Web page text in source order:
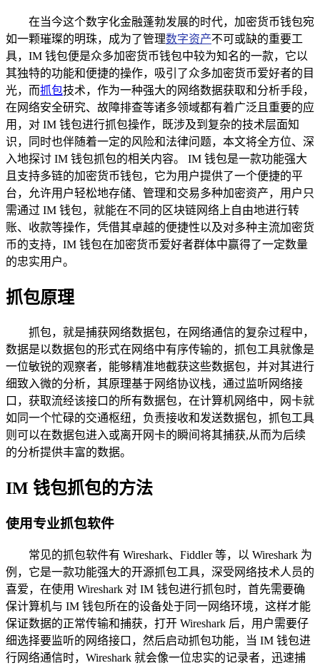
在当今这个数字化金融蓬勃发展的时代，加密货币钱包宛
如一颗璀璨的明珠，成为了管理数字资产不可或缺的重要工
具，IM 钱包便是众多加密货币钱包中较为知名的一款，它以
其独特的功能和便捷的操作，吸引了众多加密货币爱好者的目
光，而抓包技术，作为一种强大的网络数据获取和分析手段，
在网络安全研究、故障排查等诸多领域都有着广泛且重要的应
用，对 IM 钱包进行抓包操作，既涉及到复杂的技术层面知
识，同时也伴随着一定的风险和法律问题，本文将全方位、深
入地探讨 IM 钱包抓包的相关内容。 IM 钱包是一款功能强大
且支持多链的加密货币钱包，它为用户提供了一个便捷的平
台，允许用户轻松地存储、管理和交易多种加密资产，用户只
需通过 IM 钱包，就能在不同的区块链网络上自由地进行转
账、收款等操作，凭借其卓越的便捷性以及对多种主流加密货
币的支持，IM 钱包在加密货币爱好者群体中赢得了一定数量
的忠实用户。
抓包原理
抓包，就是捕获网络数据包，在网络通信的复杂过程中，
数据是以数据包的形式在网络中有序传输的，抓包工具就像是
一位敏锐的观察者，能够精准地截获这些数据包，并对其进行
细致入微的分析，其原理基于网络协议栈，通过监听网络接
口，获取流经该接口的所有数据包，在计算机网络中，网卡就
如同一个忙碌的交通枢纽，负责接收和发送数据包，抓包工具
则可以在数据包进入或离开网卡的瞬间将其捕获,从而为后续
的分析提供丰富的数据。
IM 钱包抓包的方法
使用专业抓包软件
常见的抓包软件有 Wireshark、Fiddler 等，以 Wireshark 为
例，它是一款功能强大的开源抓包工具，深受网络技术人员的
喜爱，在使用 Wireshark 对 IM 钱包进行抓包时，首先需要确
保计算机与 IM 钱包所在的设备处于同一网络环境，这样才能
保证数据的正常传输和捕获，打开 Wireshark 后，用户需要仔
细选择要监听的网络接口，然后启动抓包功能，当 IM 钱包进
行网络通信时，Wireshark 就会像一位忠实的记录者，迅速捕